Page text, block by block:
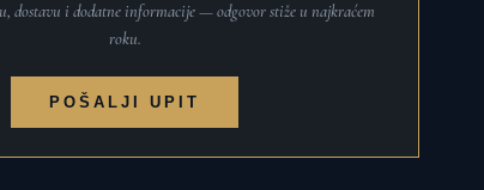
dostavu i dodatne informacije — odgovor stiže u najkraćem
roku.
POŠALJI UPIT